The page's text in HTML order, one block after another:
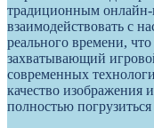
традиционным
взаимодействовать с
реального времени,
захватывающий
современных
качество изображения
полностью погрузиться